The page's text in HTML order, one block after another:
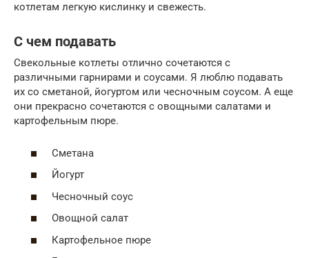
котлетам легкую кислинку и свежесть.
С чем подавать
Свекольные котлеты отлично сочетаются с
различными гарнирами и соусами. Я люблю подавать
их со сметаной, йогуртом или чесночным соусом. А еще
они прекрасно сочетаются с овощными салатами и
картофельным пюре.
Сметана
Йогурт
Чесночный соус
Овощной салат
Картофельное пюре